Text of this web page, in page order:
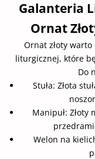
Galanteria
Ornat
Ornat złoty
liturgicznej, które
Do
Stuła: Złota
Manipuł: Złoty
Welon na